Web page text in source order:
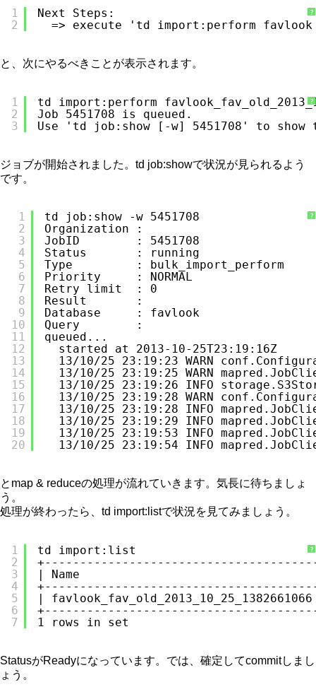
?
1
2
Next Steps:
=> execute 'td import:perform
と、次にやるべきことが表示されます。
?
1
2
3
td import:perform
Job 5451708 is queued.
Use 'td job:show [-w] 5451708' to
ジョブが開始されました。td job:showで状況が見られるよう
です。
?
1
2
3
4
5
6
7
8
9
10
11
12
13
14
15
16
17
18
19
20
td job:show -w 5451708
Organization :
JobID        : 5451708
Status       : running
Type         : bulk_import_perform
Priority     : NORMAL
Retry limit  : 0
Result       :
Database     : favlook
Query        :
queued...
started at 2013-10-25T23:19:16Z
13/10/25 23:19:23 WARN
13/10/25 23:19:25 WARN
13/10/25 23:19:26 INFO
13/10/25 23:19:28 WARN
13/10/25 23:19:28 INFO
13/10/25 23:19:29 INFO
13/10/25 23:19:53 INFO
13/10/25 23:19:54 INFO
とmap & reduceの処理が流れていきます。気長に待ちましょ
う。
処理が終わったら、td import:listで状況を見てみましょう。
?
1
2
3
4
5
6
7
td import:list
| Name
|
1 rows in set
StatusがReadyになっています。では、確定してcommitしまし
ょう。